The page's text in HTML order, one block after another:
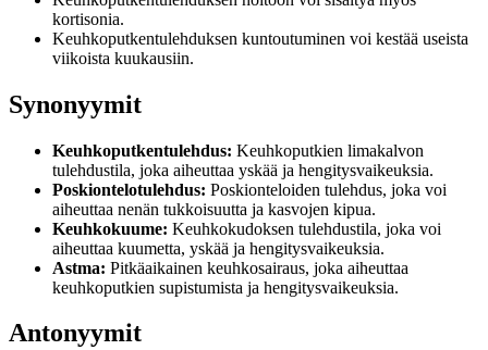
kortisonia.
Keuhkoputkentulehduksen kuntoutuminen voi kestää useista
viikoista kuukausiin.
Synonyymit
Keuhkoputkentulehdus: Keuhkoputkien limakalvon
tulehdustila, joka aiheuttaa yskää ja hengitysvaikeuksia.
Poskiontelotulehdus: Poskionteloiden tulehdus, joka voi
aiheuttaa nenän tukkoisuutta ja kasvojen kipua.
Keuhkokuume: Keuhkokudoksen tulehdustila, joka voi
aiheuttaa kuumetta, yskää ja hengitysvaikeuksia.
Astma: Pitkäaikainen keuhkosairaus, joka aiheuttaa
keuhkoputkien supistumista ja hengitysvaikeuksia.
Antonyymit